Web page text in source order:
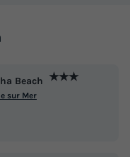
Beach ★★★
sur Mer